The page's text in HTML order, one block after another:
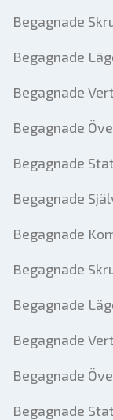
Begagnade
Begagnade
Begagnade
Begagnade
Begagnade
Begagnade
Begagnade
Begagnade
Begagnade
Begagnade
Begagnade
Begagnade